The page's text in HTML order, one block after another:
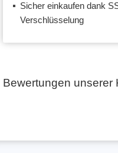
Sicher einkaufen dank
Verschlüsselung
Bewertungen unserer